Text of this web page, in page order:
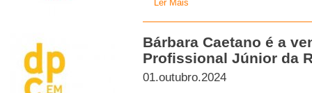
Ler Mais
Bárbara Caetano é a
Profissional Júnior da
01.outubro.2024